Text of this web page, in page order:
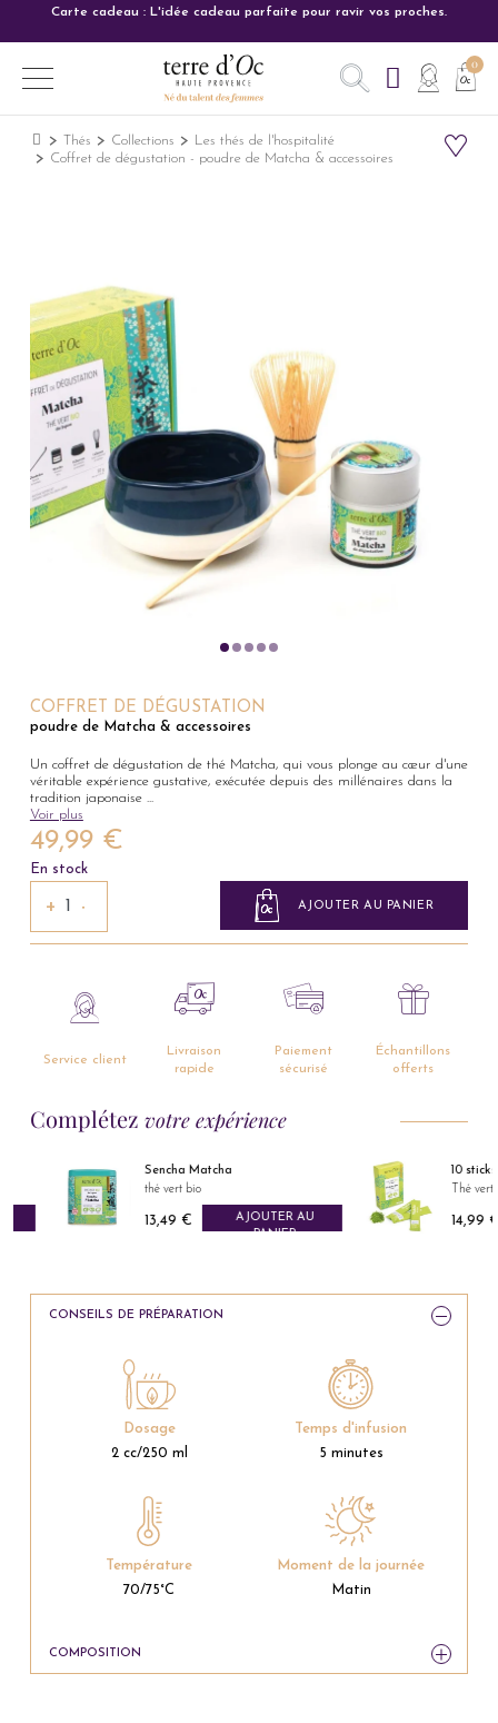
Carte cadeau : L'idée cadeau parfaite pour ravir vos proches.
Thés Collections
Les thés de l'hospitalité
Coffret de dégustation - poudre de Matcha & accessoires
COFFRET DE DÉGUSTATION
poudre de Matcha & accessoires
Un coffret de dégustation de thé Matcha, qui vous plonge au cœur d'une
véritable expérience gustative, exécutée depuis des millénaires dans la
tradition japonaise ...
Voir plus
49,99 €
En stock
AJOUTER AU PANIER
+ −
Service client
Livraison
rapide
Paiement
sécurisé
Échantillons
offerts
Complétez votre expérience
Sencha Matcha
thé vert bio
Prix
13,49 €
AJOUTER AU
PANIER
10 sticks
Thé vert
14,99 €
CONSEILS DE PRÉPARATION
COMPOSITION
Dosage
2 cc/250 ml
Temps d'infusion
5 minutes
Température
70/75°C
Moment de la journée
Matin